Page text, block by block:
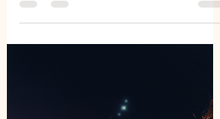
j'accompagne depuis plusieurs séances me
disent: "Je ne comprends pas, je sais que